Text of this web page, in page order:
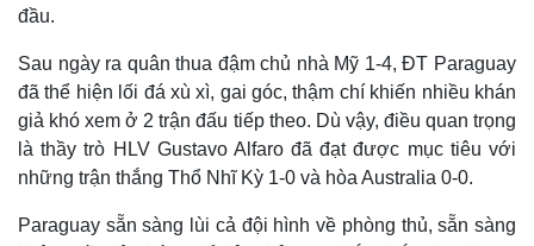
Sau ngày ra quân thua đậm chủ nhà Mỹ 1-4, ĐT Paraguay
đã thể hiện lối đá xù xì, gai góc, thậm chí khiến nhiều khán
giả khó xem ở 2 trận đấu tiếp theo. Dù vậy, điều quan trọng
là thầy trò HLV Gustavo Alfaro đã đạt được mục tiêu với
những trận thắng Thổ Nhĩ Kỳ 1-0 và hòa Australia 0-0.
Paraguay sẵn sàng lùi cả đội hình về phòng thủ, sẵn sàng
không cần lên bóng để đảm bảo sự chắc chắn cho khung